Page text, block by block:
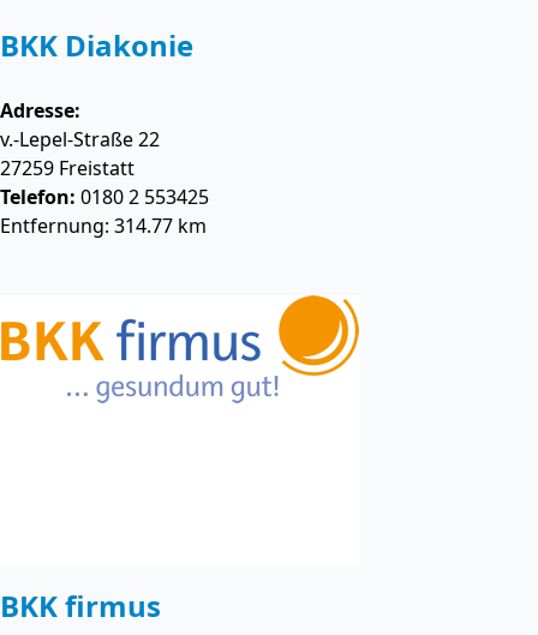
BKK Diakonie
Adresse:
v.-Lepel-Straße 22
27259 Freistatt
Telefon: 0180 2 553425
Entfernung: 314.77 km
BKK firmus